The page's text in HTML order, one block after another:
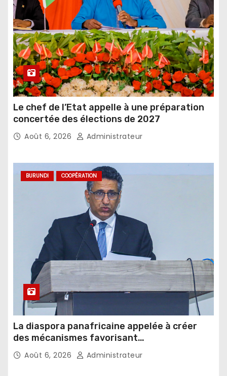
Le chef de l’Etat appelle à une préparation
concertée des élections de 2027
Août 6, 2026 Administrateur
BURUNDI COOPÉRATION
La diaspora panafricaine appelée à créer
des mécanismes favorisant
l’investissement dans les pays d’origine
Août 6, 2026 Administrateur